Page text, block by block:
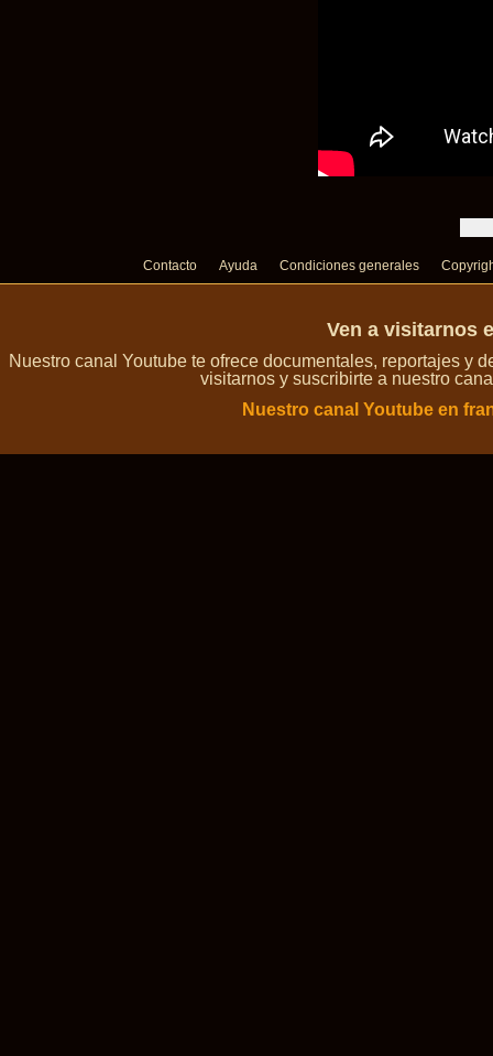
Contacto Ayuda Condiciones generales
Ven a visitarnos
Nuestro canal Youtube te ofrece documentales, reportajes y
visitarnos y suscribirte a nuestro
Nuestro canal Youtube en